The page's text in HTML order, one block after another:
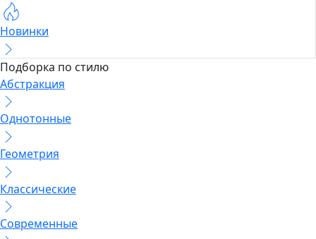
Новинки
Подборка по стилю
Абстракция
Однотонные
Геометрия
Классические
Современные